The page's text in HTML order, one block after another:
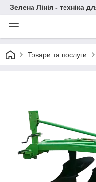
Зелена Лінія - техніка
Товари та послуги